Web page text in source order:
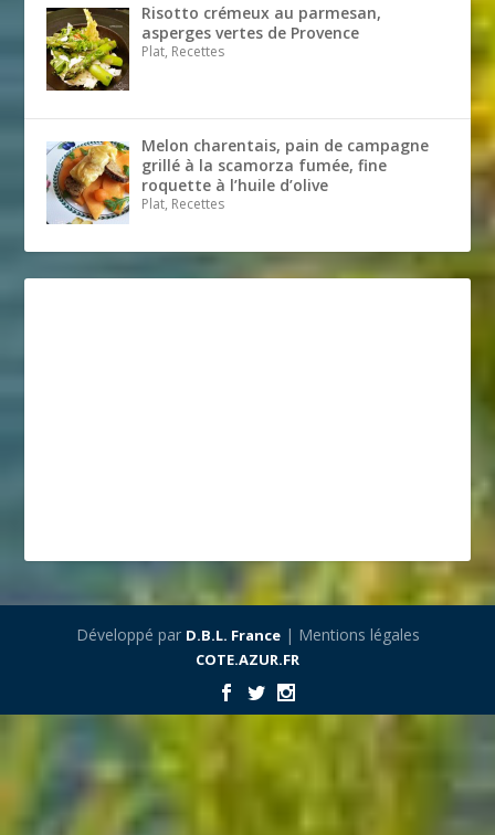
Risotto crémeux au parmesan,
asperges vertes de Provence
Plat, Recettes
Melon charentais, pain de campagne
grillé à la scamorza fumée, fine
roquette à l’huile d’olive
Plat, Recettes
Développé par D.B.L. France| Mentions légales
COTE.AZUR.FR